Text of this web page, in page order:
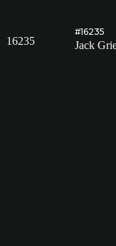
16235
#16235
Jack